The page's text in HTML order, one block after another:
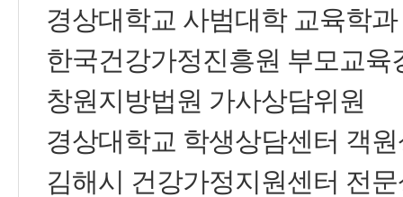
경상대학교 사범대학 교육학
한국건강가정진흥원 부모교육
창원지방법원 가사상담위원
경상대학교 학생상담센터 객
김해시 건강가정지원센터 전